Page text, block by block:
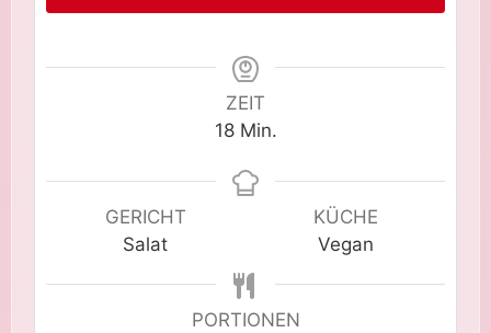
ZEIT
18Minuten
Min.
GERICHT
Salat
KÜCHE
Vegan
PORTIONEN